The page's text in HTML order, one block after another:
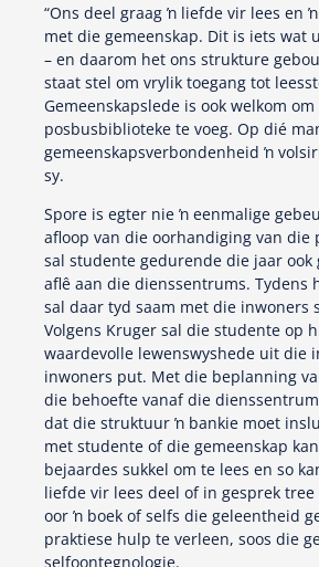
“Ons deel graag ŉ liefde vir lees en
met die gemeenskap. Dit is iets wat
– en daarom het ons strukture
staat stel om vrylik toegang tot
Gemeenskapslede is ook welkom
posbusbiblioteke te voeg. Op dié
gemeenskapsverbondenheid ŉ
sy.
Spore is egter nie ŉ eenmalige
afloop van die oorhandiging van die
sal studente gedurende die jaar ook
aflê aan die dienssentrums. Tydens
sal daar tyd saam met die inwoners
Volgens Kruger sal die studente op
waardevolle lewenswyshede uit die
inwoners put. Met die beplanning
die behoefte vanaf die
dat die struktuur ŉ bankie moet
met studente of die gemeenskap
bejaardes sukkel om te lees en so
liefde vir lees deel of in gesprek
oor ŉ boek of selfs die geleentheid
praktiese hulp te verleen, soos die
selfoontegnologie.